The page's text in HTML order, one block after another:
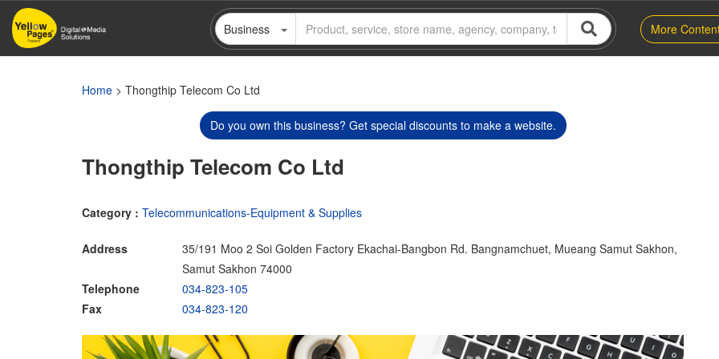
Skip
main
Business More
Home > Thongthip Telecom Co Ltd
Do you own this business? Get special discounts to make a website.
Thongthip Telecom Co Ltd
Category : Telecommunications-Equipment & Supplies
Address
35/191 Moo 2 Soi Golden Factory Ekachai-Bangbon Rd. Bangnamchuet, Mueang Samut Sakhon,
Samut Sakhon 74000
Telephone
034-823-105
Fax
034-823-120